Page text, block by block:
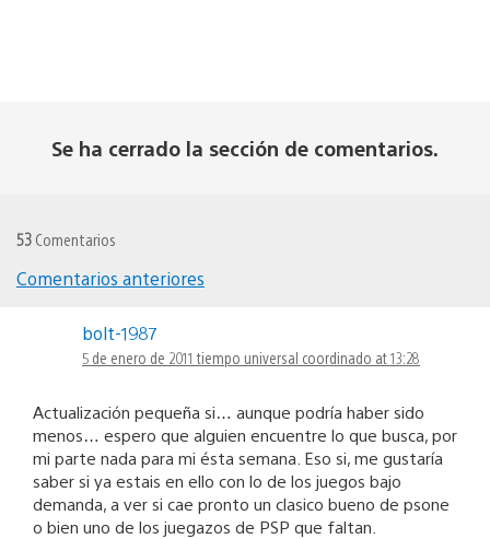
Se ha cerrado la sección de comentarios.
53 Comentarios
comentarios
Comentarios anteriores
bolt-1987
5 de enero de 2011 tiempo universal coordinado at 13:28
Actualización pequeña si… aunque podría haber sido
menos… espero que alguien encuentre lo que busca, por
mi parte nada para mi ésta semana. Eso si, me gustaría
saber si ya estais en ello con lo de los juegos bajo
demanda, a ver si cae pronto un clasico bueno de psone
o bien uno de los juegazos de PSP que faltan.